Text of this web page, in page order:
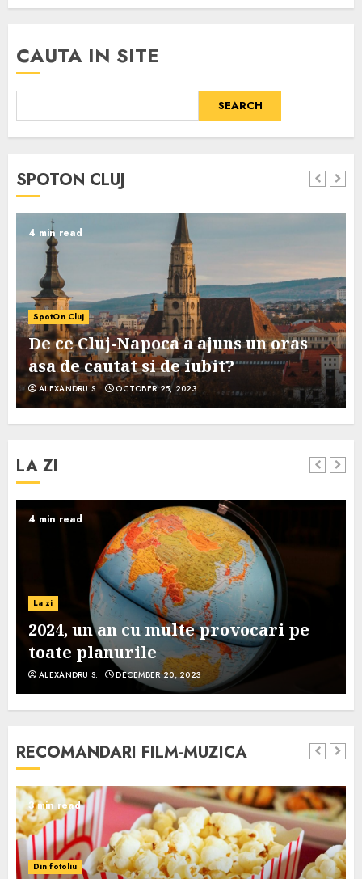
CAUTA IN SITE
SEARCH
SPOTON CLUJ
4 min read
SpotOn Cluj
De ce Cluj-Napoca a ajuns un oras
asa de cautat si de iubit?
ALEXANDRU S. OCTOBER 25, 2023
LA ZI
4 min read
La zi
2024, un an cu multe provocari pe
toate planurile
ALEXANDRU S. DECEMBER 20, 2023
RECOMANDARI FILM-MUZICA
3 min read
Din fotoliu